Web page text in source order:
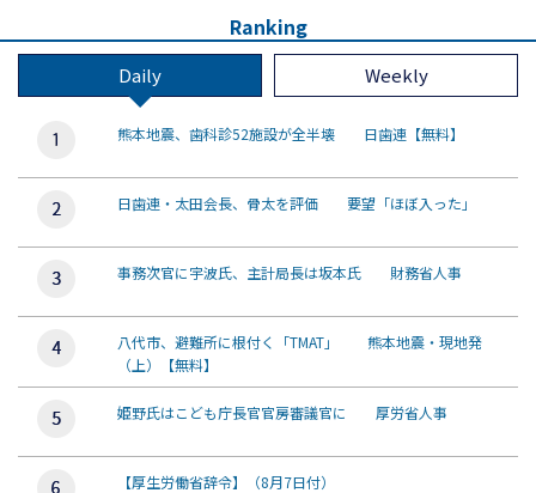
Ranking
Daily Weekly
熊本地震、歯科診52施設が全半壊 日歯連【無料】
日歯連・太田会長、骨太を評価 要望「ほぼ入った」
事務次官に宇波氏、主計局長は坂本氏 財務省人事
八代市、避難所に根付く「TMAT」 熊本地震・現地発
（上）【無料】
姫野氏はこども庁長官官房審議官に 厚労省人事
【厚生労働省辞令】（8月7日付）